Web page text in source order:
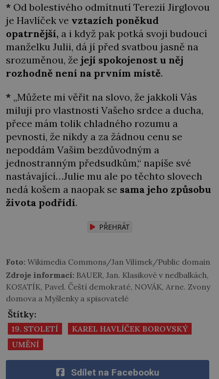
* Od bolestivého odmítnutí Terezií Jirglovou
je Havlíček ve vztazích poněkud
opatrnější, a i když pak potká svoji budoucí
manželku Julii, dá jí před svatbou jasně na
srozuměnou, že její spokojenost u něj
rozhodně není na prvním místě.
* „Můžete mi věřit na slovo, že jakkoli Vás
miluji pro vlastnosti Vašeho srdce a ducha,
přece mám tolik chladného rozumu a
pevnosti, že nikdy a za žádnou cenu se
nepoddám Vašim bezdůvodným a
jednostranným předsudkům,“ napíše své
nastávající…Julie mu ale po těchto slovech
nedá košem a naopak se sama jeho způsobu
života podřídí.
PŘEHRÁT
Foto: Wikimedia Commons/Jan Vilímek/Public domain
Zdroje informací: BAUER, Jan. Klasikové v nedbalkách,
KOSATÍK, Pavel. Čeští demokraté, NOVÁK, Arne. Zvony
domova a Myšlenky a spisovatelé
Štítky:
19. STOLETÍ
KAREL HAVLÍČEK BOROVSKÝ
UMĚNÍ
Sdílet na Facebooku